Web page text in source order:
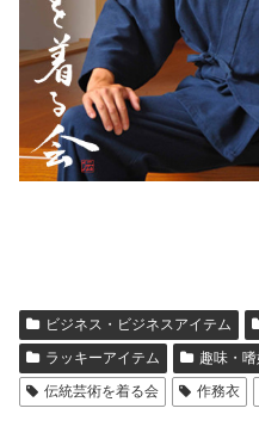
ビジネス・ビジネスアイテム
ラッキーアイテム
趣味・
伝統芸術を着る会
作務衣